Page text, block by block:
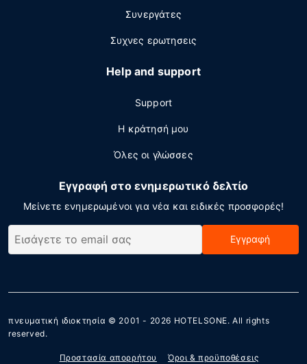
Συνεργάτες
Συχνες ερωτησεις
Help and support
Support
Η κράτησή μου
Όλες οι γλώσσες
Εγγραφή στο ενημερωτικό δελτίο
Μείνετε ενημερωμένοι για νέα και ειδικές προσφορές!
Εγγραφή
πνευματική ιδιοκτησία © 2001 - 2026 HOTELSONE. All rights
reserved.
Προστασία απορρήτου Όροι & προϋποθέσεις